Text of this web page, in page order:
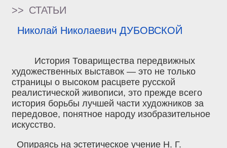
>> СТАТЬИ
Николай Николаевич ДУБОВСКОЙ
История Товарищества передвижных
художественных выставок — это не только
страницы о высоком расцвете русской
реалистической живописи, это прежде всего
история борьбы лучшей части художников за
передовое, понятное народу изобразительное
искусство.
Опираясь на эстетическое учение Н. Г.